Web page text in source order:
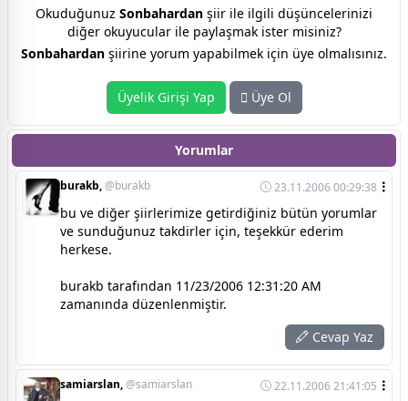
Okuduğunuz Sonbahardan şiir ile ilgili düşüncelerinizi
diğer okuyucular ile paylaşmak ister misiniz?
Sonbahardan şiirine yorum yapabilmek için üye olmalısınız.
Üyelik Girişi Yap Üye Ol
Yorumlar
burakb,@burakb 23.11.2006 00:29:38
bu ve diğer şiirlerimize getirdiğiniz bütün yorumlar
ve sunduğunuz takdirler için, teşekkür ederim
herkese.
burakb tarafından 11/23/2006 12:31:20 AM
zamanında düzenlenmiştir.
Cevap Yaz
samiarslan,@samiarslan 22.11.2006 21:41:05